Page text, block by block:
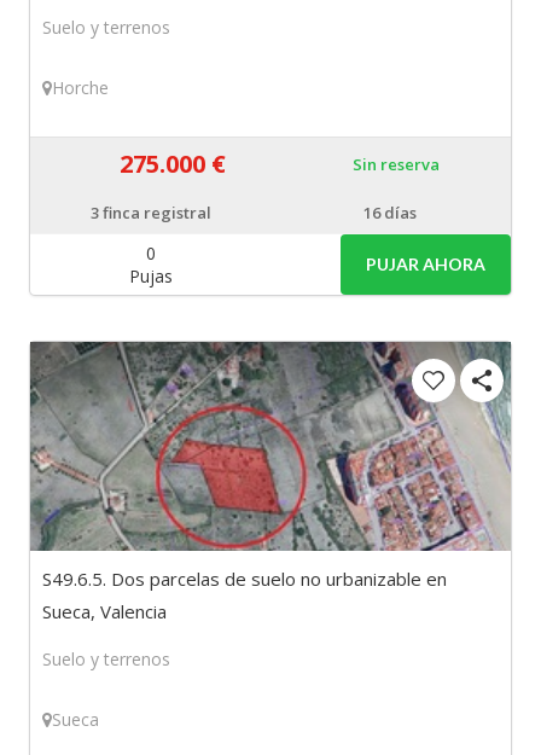
Suelo y terrenos
Horche
275.000 € Sin reserva
3finca registral 16 días
0
Pujas
PUJAR AHORA
S49.6.5. Dos parcelas de suelo no urbanizable en
Sueca, Valencia
Suelo y terrenos
Sueca